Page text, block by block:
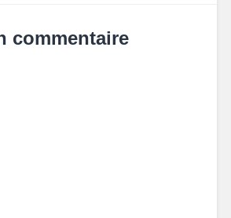
commentaire